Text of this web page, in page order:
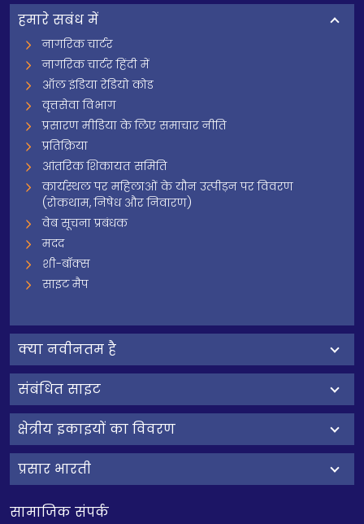
हमारे सबंध में
नागरिक चार्टर
नागरिक चार्टर हिंदी में
ऑल इंडिया रेडियो कोड
वृत्तसेवा विभाग
प्रसारण मीडिया के लिए समाचार नीति
प्रतिक्रिया
आंतरिक शिकायत समिति
कार्यस्थल पर महिलाओं के यौन उत्पीड़न पर विवरण
(रोकथाम, निषेध और निवारण)
वेब सूचना प्रबंधक
मदद
शी-बॉक्स
साइट मैप
क्‍या नवीनतम है
संबंधित साइट
क्षेत्रीय इकाइयों का विवरण
प्रसार भारती
सामाजिक संपर्क